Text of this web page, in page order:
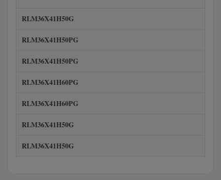
RLM36X41H50G
RLM36X41H50PG
RLM36X41H50PG
RLM36X41H60PG
RLM36X41H60PG
RLM36X41H50G
RLM36X41H50G